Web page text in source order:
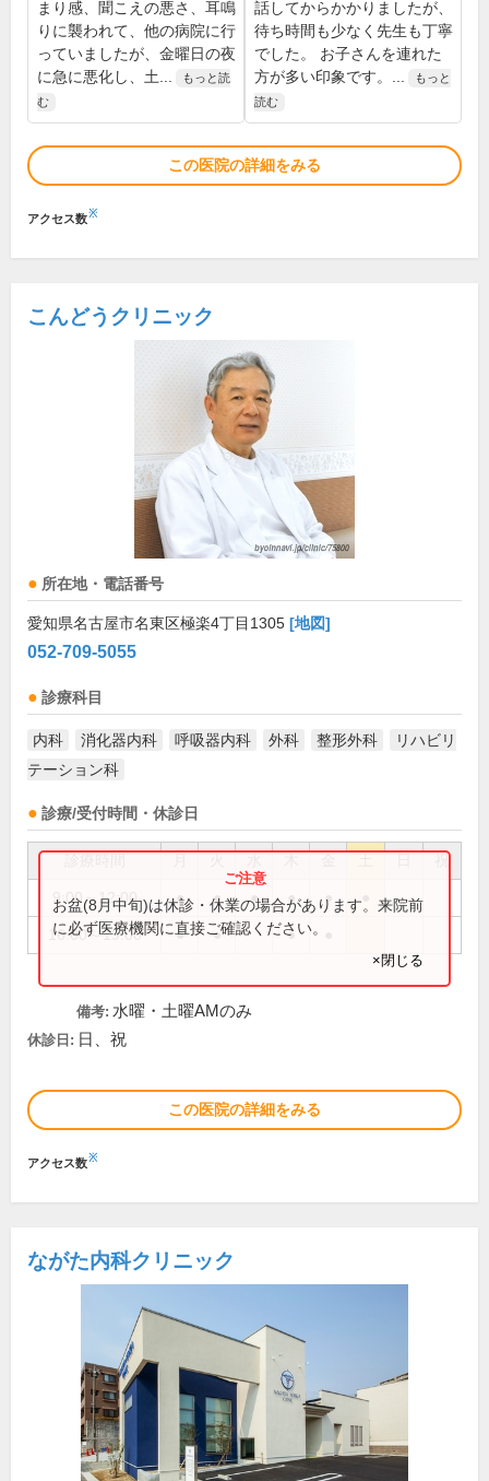
まり感、聞こえの悪さ、耳鳴
りに襲われて、他の病院に行
っていましたが、金曜日の夜
に急に悪化し、土...
もっと読
む
話してからかかりましたが、
待ち時間も少なく先生も丁寧
でした。 お子さんを連れた
方が多い印象です。...
もっと
読む
この医院の詳細をみる
アクセス数※
こんどうクリニック
所在地・電話番号
愛知県名古屋市名東区極楽4丁目1305 [地図]
052-709-5055
診療科目
内科 消化器内科 呼吸器内科 外科 整形外科
リハビリ
テーション科
診療/受付時間・休診日
祝
9:00～12:00 ● ● ● ● ●
16:00～19:00 ● ● ●
お盆(8月中旬)は休診・休業の場合があります。来院前
に必ず医療機関に直接ご確認ください。
×閉じる
備考: 水曜・土曜AMのみ
休診日: 日、祝
この医院の詳細をみる
アクセス数※
ながた内科クリニック